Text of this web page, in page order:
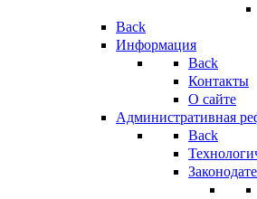
Back
Информация
Back
Контакты
О сайте
Административная
Back